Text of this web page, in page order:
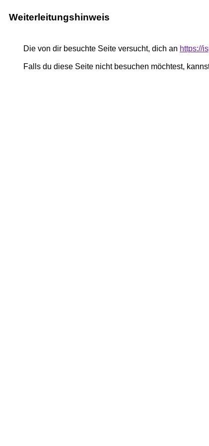
Weiterleitungshinweis
Die von dir besuchte Seite versucht, dich an https://
Falls du diese Seite nicht besuchen möchtest,